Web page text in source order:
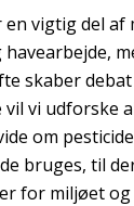
en vigtig del af
skaber
vil vi udforske
om
bruges, til
for miljøet og